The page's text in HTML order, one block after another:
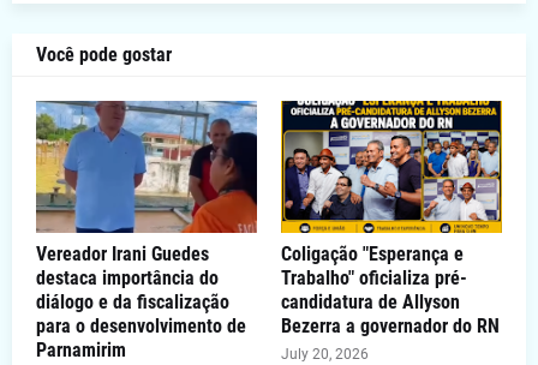
Você pode gostar
Vereador Irani Guedes
destaca importância do
diálogo e da fiscalização
para o desenvolvimento de
Parnamirim
Coligação "Esperança e
Trabalho" oficializa pré-
candidatura de Allyson
Bezerra a governador do RN
July 20, 2026